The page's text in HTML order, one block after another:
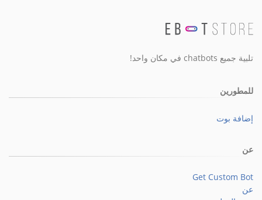
تلبية جميع chatbots في مكان واحد!
للمطورين
إضافة بوت
عن
Get Custom Bot
عن